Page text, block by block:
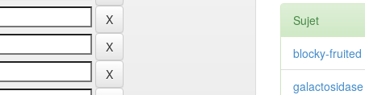
Sujet
blocky-fruited